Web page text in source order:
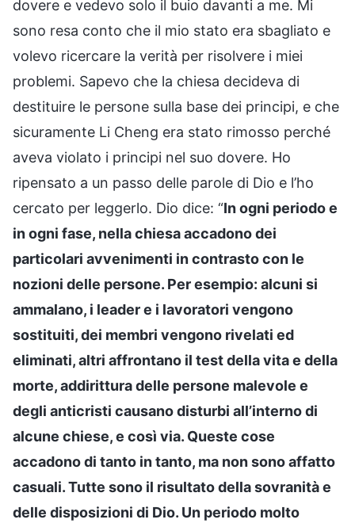
dovere e vedevo solo il buio davanti a me. Mi
sono resa conto che il mio stato era sbagliato e
volevo ricercare la verità per risolvere i miei
problemi. Sapevo che la chiesa decideva di
destituire le persone sulla base dei principi, e che
sicuramente Li Cheng era stato rimosso perché
aveva violato i principi nel suo dovere. Ho
ripensato a un passo delle parole di Dio e l’ho
cercato per leggerlo. Dio dice: “In ogni periodo e
in ogni fase, nella chiesa accadono dei
particolari avvenimenti in contrasto con le
nozioni delle persone. Per esempio: alcuni si
ammalano, i leader e i lavoratori vengono
sostituiti, dei membri vengono rivelati ed
eliminati, altri affrontano il test della vita e della
morte, addirittura delle persone malevole e
degli anticristi causano disturbi all’interno di
alcune chiese, e così via. Queste cose
accadono di tanto in tanto, ma non sono affatto
casuali. Tutte sono il risultato della sovranità e
delle disposizioni di Dio. Un periodo molto